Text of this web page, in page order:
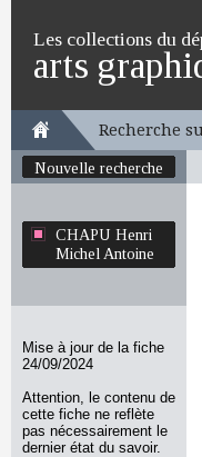
Les collections du
arts
Recherche
Nouvelle recherche
CHAPU Henri
Michel Antoine
Mise à jour de la fiche
24/09/2024
Attention, le contenu de
cette fiche ne reflète
pas nécessairement le
dernier état du savoir.